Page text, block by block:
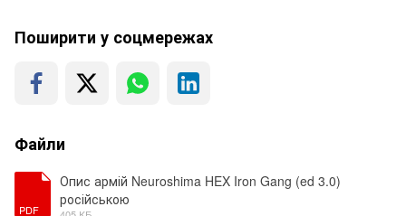
Поширити у соцмережах
Файли
PDF
Опис армій Neuroshima HEX Iron Gang (ed 3.0)
російською